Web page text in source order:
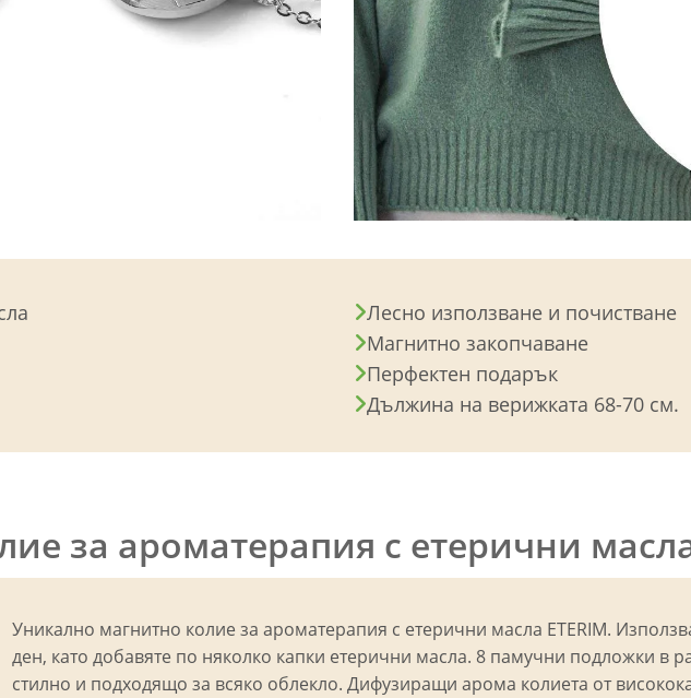
Лесно използване и почистване
Магнитно закопчаване
Перфектен подарък
Дължина на верижката 68-70 см.
за ароматерапия с етерични
Уникално магнитно колие за ароматерапия с етерични масла ETERIM.
ден, като добавяте по няколко капки етерични масла. 8 памучни подложки в
стилно и подходящо за всяко облекло. Дифузиращи арома колиета от